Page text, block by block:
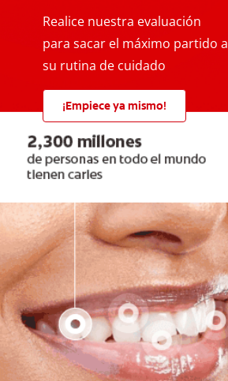
Realice nuestra evaluación
para sacar el máximo partido a
su rutina de cuidado
¡Empiece ya mismo!